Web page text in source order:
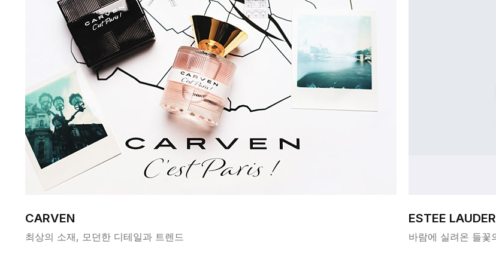
CARVEN
최상의 소재, 모던한 디테일과 트렌드
ESTEE LAUDER
바람에 실려온 들꽃